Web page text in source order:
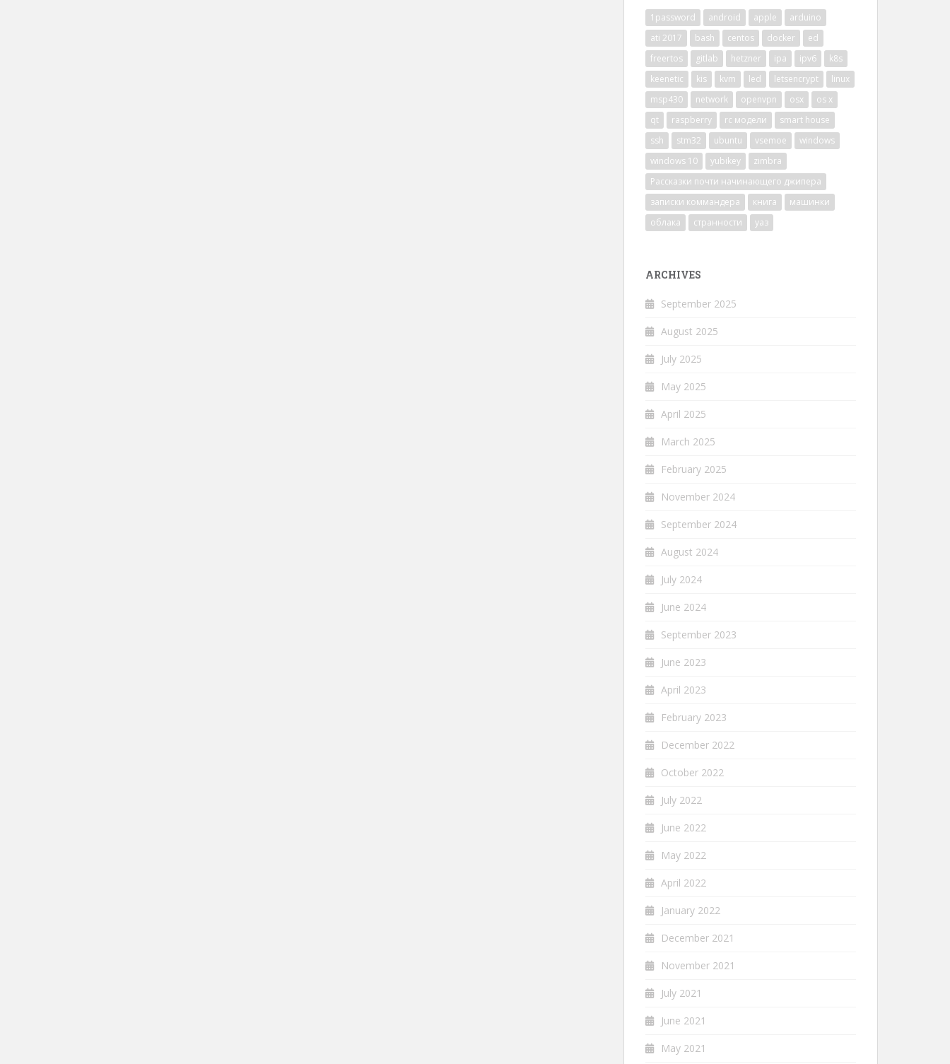
1password android apple
arduino
ati 2017
bash centos docker
ed
freertos
gitlab hetzner ipa ipv6
k8s
keenetic
kis kvm led letsencrypt
linux
msp430
network openvpn osx
os x
qt
raspberry rc модели
smart house
ssh
stm32 ubuntu vsemoe
windows
windows 10
yubikey
zimbra
Рассказки почти начинающего джипера
записки коммандера
книга
машинки
облака
странности уаз
ARCHIVES
September 2025
August 2025
July 2025
May 2025
April 2025
March 2025
February 2025
November 2024
September 2024
August 2024
July 2024
June 2024
September 2023
June 2023
April 2023
February 2023
December 2022
October 2022
July 2022
June 2022
May 2022
April 2022
January 2022
December 2021
November 2021
July 2021
June 2021
May 2021